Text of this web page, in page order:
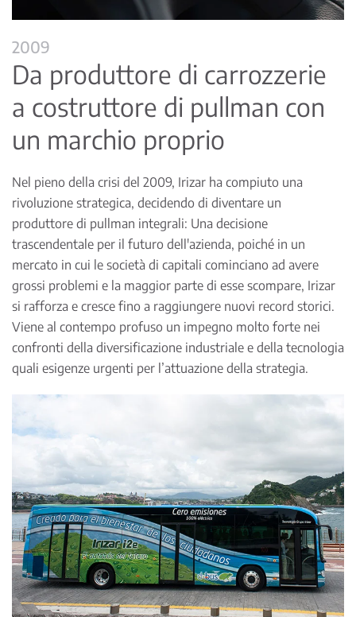
2009
Da produttore di carrozzerie
a costruttore di pullman con
un marchio proprio
Nel pieno della crisi del 2009, Irizar ha compiuto una
rivoluzione strategica, decidendo di diventare un
produttore di pullman integrali: Una decisione
trascendentale per il futuro dell'azienda, poiché in un
mercato in cui le società di capitali cominciano ad avere
grossi problemi e la maggior parte di esse scompare, Irizar
si rafforza e cresce fino a raggiungere nuovi record storici.
Viene al contempo profuso un impegno molto forte nei
confronti della diversificazione industriale e della tecnologia
quali esigenze urgenti per l’attuazione della strategia.